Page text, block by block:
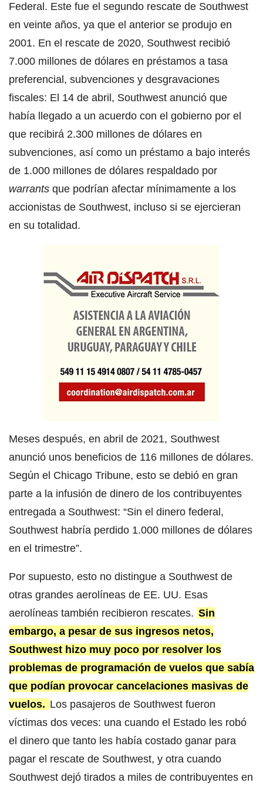
Federal. Este fue el segundo rescate de Southwest
en veinte años, ya que el anterior se produjo en
2001. En el rescate de 2020, Southwest recibió
7.000 millones de dólares en préstamos a tasa
preferencial, subvenciones y desgravaciones
fiscales: El 14 de abril, Southwest anunció que
había llegado a un acuerdo con el gobierno por el
que recibirá 2.300 millones de dólares en
subvenciones, así como un préstamo a bajo interés
de 1.000 millones de dólares respaldado por
warrants que podrían afectar mínimamente a los
accionistas de Southwest, incluso si se ejercieran
en su totalidad.
Meses después, en abril de 2021, Southwest
anunció unos beneficios de 116 millones de dólares.
Según el Chicago Tribune, esto se debió en gran
parte a la infusión de dinero de los contribuyentes
entregada a Southwest: “Sin el dinero federal,
Southwest habría perdido 1.000 millones de dólares
en el trimestre”.
Por supuesto, esto no distingue a Southwest de
otras grandes aerolíneas de EE. UU. Esas
aerolíneas también recibieron rescates. Sin
embargo, a pesar de sus ingresos netos,
Southwest hizo muy poco por resolver los
problemas de programación de vuelos que sabía
que podían provocar cancelaciones masivas de
vuelos. Los pasajeros de Southwest fueron
víctimas dos veces: una cuando el Estado les robó
el dinero que tanto les había costado ganar para
pagar el rescate de Southwest, y otra cuando
Southwest dejó tirados a miles de contribuyentes en